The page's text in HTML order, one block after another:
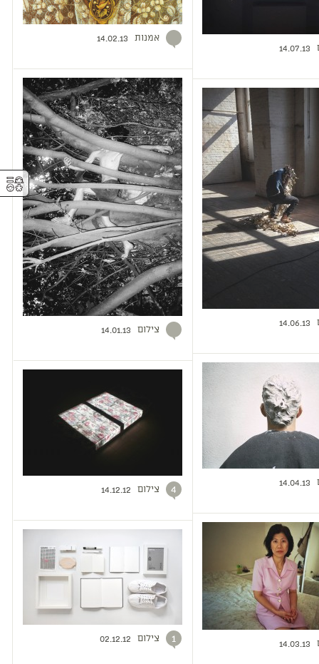
14.07.13
14.06.13
14.04.13
14.03.13
אמנות 14.02.13
צילום 14.01.13
4 צילום 14.12.12
1 צילום 02.12.12
⚥︎